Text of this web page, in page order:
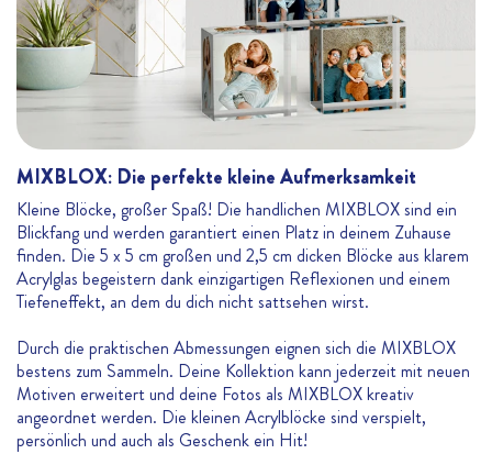
MIXBLOX: Die perfekte kleine Aufmerksamkeit
Kleine Blöcke, großer Spaß! Die handlichen MIXBLOX sind ein
Blickfang und werden garantiert einen Platz in deinem Zuhause
finden. Die 5 x 5 cm großen und 2,5 cm dicken Blöcke aus klarem
Acrylglas begeistern dank einzigartigen Reflexionen und einem
Tiefeneffekt, an dem du dich nicht sattsehen wirst.
Durch die praktischen Abmessungen eignen sich die MIXBLOX
bestens zum Sammeln. Deine Kollektion kann jederzeit mit neuen
Motiven erweitert und deine Fotos als MIXBLOX kreativ
angeordnet werden. Die kleinen Acrylblöcke sind verspielt,
persönlich und auch als Geschenk ein Hit!